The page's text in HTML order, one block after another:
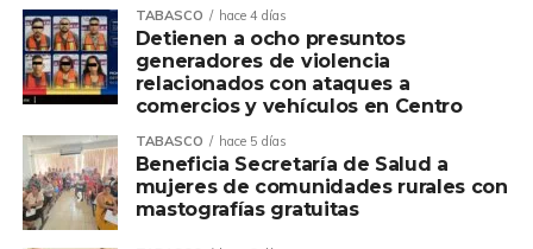
4T, la disputa por las candidaturas, se intensifica;
el caso más visible es el Centro, donde la
confrontación entre el líder del Congreso local,
Jorge Bracamontesy el ex titular de Sotop,
será nada menos el inquilino de Palacio de
Gobierno bajo la influencia de“Andy” López,
según la percepción de la oposición. Además, la
presión del Centro del país a Palacio de Gobierno
TABASCO hace 4 días
Detienen a ocho presuntos
generadores de violencia
relacionados con ataques a
comercios y vehículos en Centro
TABASCO hace 5 días
Beneficia Secretaría de Salud a
mujeres de comunidades rurales con
mastografías gratuitas